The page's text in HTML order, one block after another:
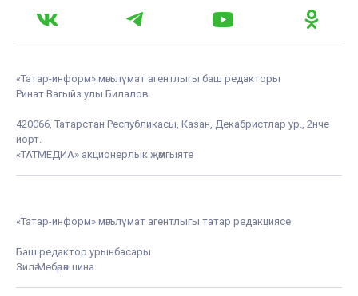
«Татар-информ» мәгълүмат агентлыгы баш редакторы
Ринат Вагыйз улы Билалов
420066, Татарстан Республикасы, Казан, Декабристлар ур., 2нче
йорт.
«ТАТМЕДИА» акционерлык җәмгыяте
«Татар-информ» мәгълүмат агентлыгы татар редакциясе
Баш редактор урынбасары
Зилә Мөбәрәкшина